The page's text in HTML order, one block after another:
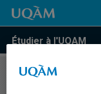
Étudier à l'UQAM
COURS//